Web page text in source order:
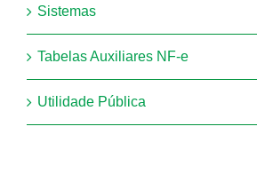
Sistemas
Tabelas Auxiliares NF-e
Utilidade Pública